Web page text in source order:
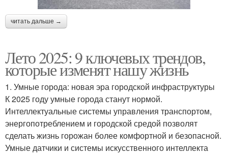
читать дальше →
Лето 2025: 9 ключевых трендов,
которые изменят нашу жизнь
1. Умные города: новая эра городской инфраструктуры
К 2025 году умные города станут нормой.
Интеллектуальные системы управления транспортом,
энергопотреблением и городской средой позволят
сделать жизнь горожан более комфортной и безопасной.
Умные датчики и системы искусственного интеллекта